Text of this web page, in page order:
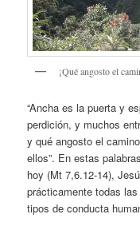
¡Qué angosto el
“Ancha es la puerta y
perdición, y muchos
y qué angosto el
ellos”. En estas
hoy (Mt 7,6.12-14),
prácticamente todas
tipos de conducta